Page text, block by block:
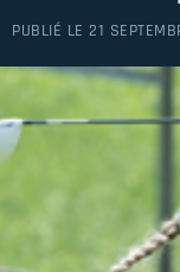
PUBLIÉ LE 21